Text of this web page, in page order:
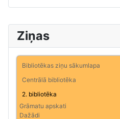
Ziņas
Bibliotēkas ziņu sākumlapa
Centrālā bibliotēka
2. bibliotēka
Grāmatu apskati
Dažādi